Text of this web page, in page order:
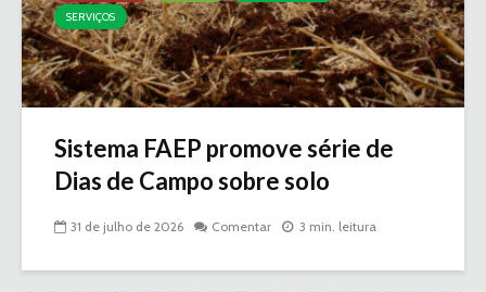
SERVIÇOS
Sistema FAEP promove série de
Dias de Campo sobre solo
31 de julho de 2026 Comentar 3 min. leitura